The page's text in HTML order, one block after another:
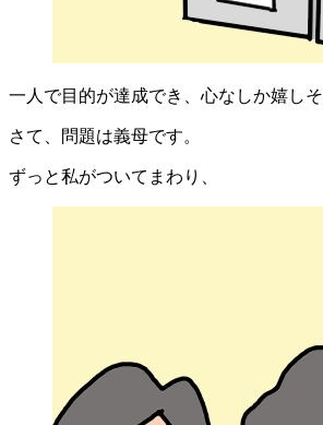
一人で目的が達成でき、心なしか嬉しそ
さて、問題は義母です。
ずっと私がついてまわり、